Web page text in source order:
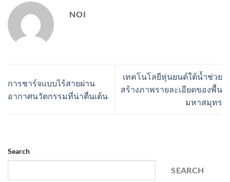
NOI
การชาร์จแบบไร้สายผ่าน
อากาศนวัตกรรมที่น่าตื่นเต้น
เทคโนโลยีหุ่นยนต์ใต้น้ำช่วย
สร้างภาพรายละเอียดของพื้น
มหาสมุทร
Search
SEARCH